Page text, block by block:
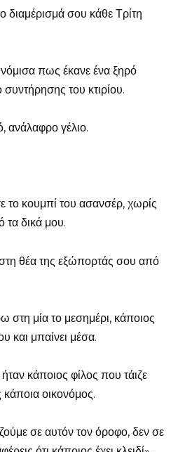
διαμέρισμά σου κάθε Τρίτη
νόμισα πως έκανε ένα ξηρό
του κτιρίου.
ανάλαφρο γέλιο.
το κουμπί του ασανσέρ, χωρίς
τα δικά μου.
θέα της εξώπορτάς σου από
στη μία το μεσημέρι, κάποιος
και μπαίνει μέσα.
κάποιος φίλος που τάιζε
κάποια οικονόμος.
σε αυτόν τον όροφο, δεν σε